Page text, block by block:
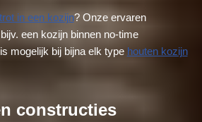
in een kozijn? Onze ervaren
een kozijn binnen no-time
mogelijk bij bijna elk type houten kozijn
constructies